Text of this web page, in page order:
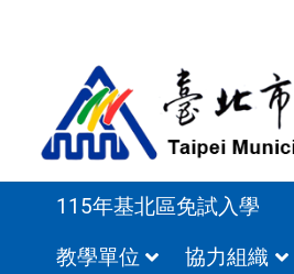
115年基北區免試入學
教學單位
協力組織